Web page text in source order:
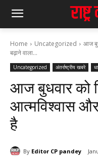
Home Uncategorized
आज
बढ़ाने वाला...
Uncategorized अंतर्राष्ट्रीय खबरे
आज बुधवार को
आत्मविश्वास और
है
By Editor CP pandey